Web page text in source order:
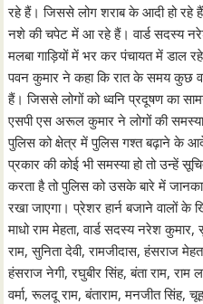
रहे हैं। जिससे लोग शराब के आदी हो रहे
नशे की चपेट में आ रहे हैं। वार्ड सदस्य
मलबा गाड़ियों में भर कर पंचायत में डाल
पवन कुमार ने कहा कि रात के समय कुछ
हैं। जिससे लोगों को ध्वनि प्रदूषण का
एसपी एस अरूल कुमार ने लोगों की
पुलिस को क्षेत्र में पुलिस गश्त बढ़ाने के
प्रकार की कोई भी समस्या हो तो उन्हें
करता है तो पुलिस को उसके बारे में
रखा जाएगा। प्रेशर हार्न बजाने वालों के
माधो राम मेहता, वार्ड सदस्य नरेश
राम, सुनिता देवी, रामजीदास, हंसराज
हंसराज नेगी, रघुबीर सिंह, बंता राम, राम
वर्मा, रूलदू राम, बंताराम, मनजीत सिंह,